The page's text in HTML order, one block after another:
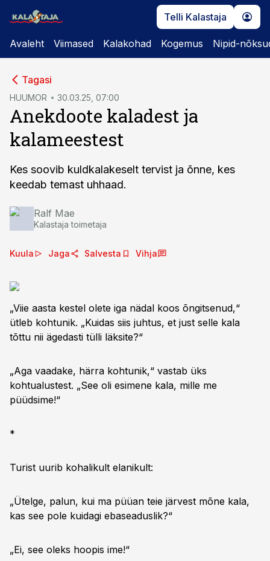
Telli Kalastaja
Avaleht Viimased Kalakohad Kogemus Nipid-
Tagasi
HUUMOR 30.03.25, 07:00
Anekdoote kaladest ja
kalameestest
Kes soovib kuldkalakeselt tervist ja õnne, kes
keedab temast uhhaad.
Ralf Mae
Kalastaja toimetaja
Kuula Jaga Salvesta Vihja
„Viie aasta kestel olete iga nädal koos õngitsenud,“
ütleb kohtunik. „Kuidas siis juhtus, et just selle kala
tõttu nii ägedasti tülli läksite?“
„Aga vaadake, härra kohtunik,“ vastab üks
kohtualustest. „See oli esimene kala, mille me
püüdsime!“
*
Turist uurib kohalikult elanikult:
„Ütelge, palun, kui ma püüan teie järvest mõne kala,
kas see pole kuidagi ebaseaduslik?“
„Ei, see oleks hoopis ime!“